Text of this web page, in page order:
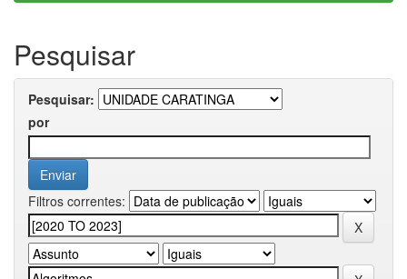
Pesquisar
Pesquisar:
por
Filtros correntes: